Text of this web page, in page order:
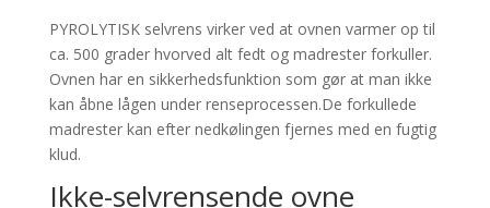
PYROLYTISK selvrens virker ved at ovnen varmer op til
ca. 500 grader hvorved alt fedt og madrester forkuller.
Ovnen har en sikkerhedsfunktion som gør at man ikke
kan åbne lågen under renseprocessen.De forkullede
madrester kan efter nedkølingen fjernes med en fugtig
klud.
Ikke-selvrensende ovne